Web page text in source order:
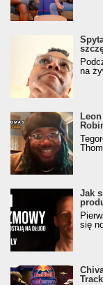
na
Jak
się